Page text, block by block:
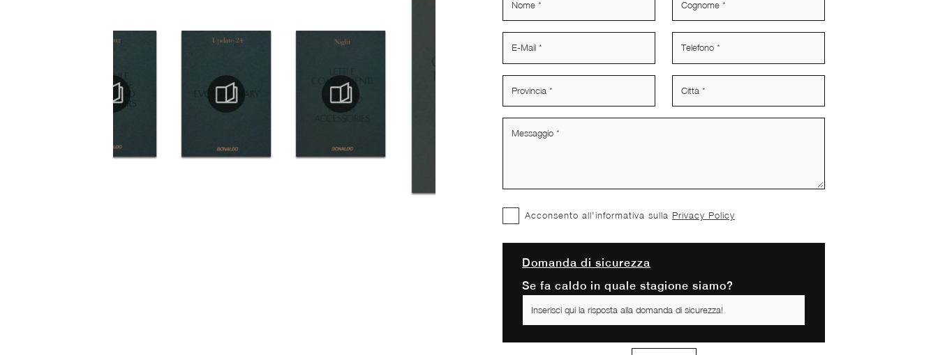
Acconsento all'informativa sulla Privacy Policy
Domanda di sicurezza
Se fa caldo in quale stagione siamo?